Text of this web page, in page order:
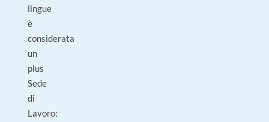
lingue
è
considerata
un
plus
Sede
di
Lavoro: